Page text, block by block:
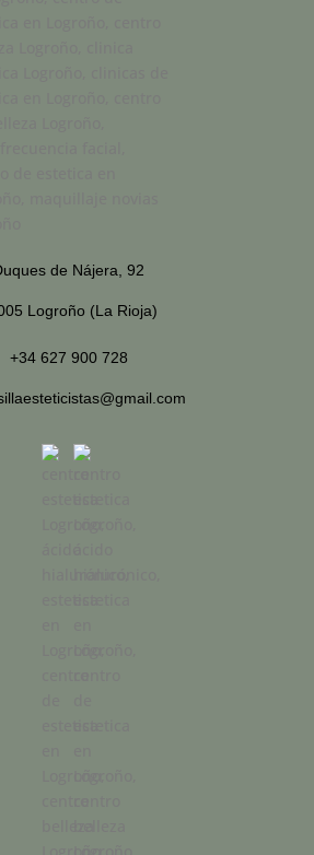
de Nájera, 92
Logroño (La Rioja)
+34 627 900 728